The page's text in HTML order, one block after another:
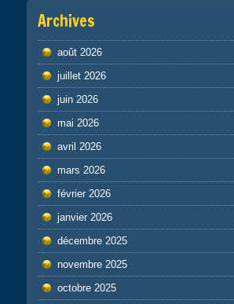
Archives
août 2026
juillet 2026
juin 2026
mai 2026
avril 2026
mars 2026
février 2026
janvier 2026
décembre 2025
novembre 2025
octobre 2025